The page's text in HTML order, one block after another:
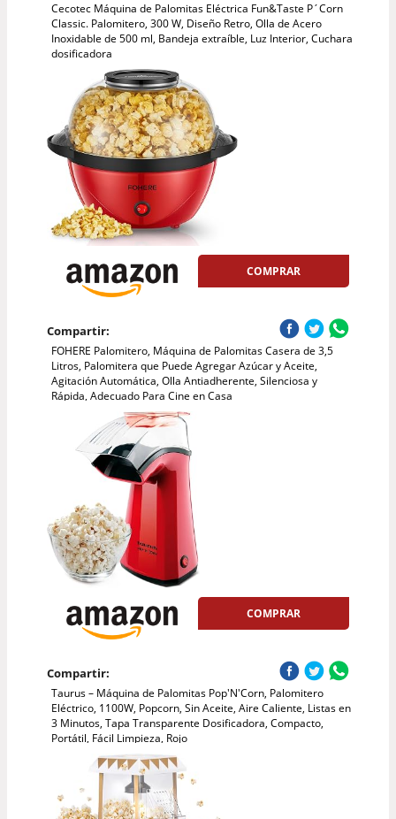
Cecotec Máquina de Palomitas Eléctrica Fun&Taste P´Corn
Classic. Palomitero, 300 W, Diseño Retro, Olla de Acero
Inoxidable de 500 ml, Bandeja extraíble, Luz Interior, Cuchara
dosificadora
COMPRAR
Compartir:
FOHERE Palomitero, Máquina de Palomitas Casera de 3,5
Litros, Palomitera que Puede Agregar Azúcar y Aceite,
Agitación Automática, Olla Antiadherente, Silenciosa y
Rápida, Adecuado Para Cine en Casa
COMPRAR
Compartir:
Taurus – Máquina de Palomitas Pop'N'Corn, Palomitero
Eléctrico, 1100W, Popcorn, Sin Aceite, Aire Caliente, Listas en
3 Minutos, Tapa Transparente Dosificadora, Compacto,
Portátil, Fácil Limpieza, Rojo